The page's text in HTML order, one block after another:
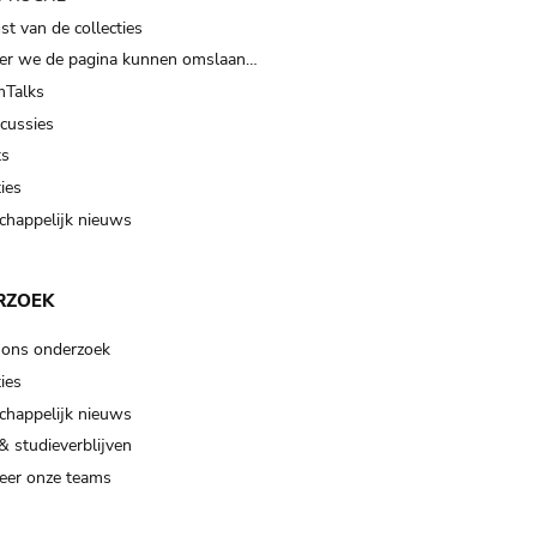
van de collecties
we de pagina kunnen omslaan…
nieuws
onderzoek
nieuws
studieverblijven
onze teams